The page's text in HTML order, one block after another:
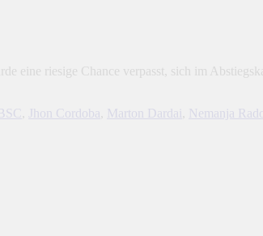
eine riesige Chance verpasst, sich im
Jhon Cordoba Marton Dardai Nemanja